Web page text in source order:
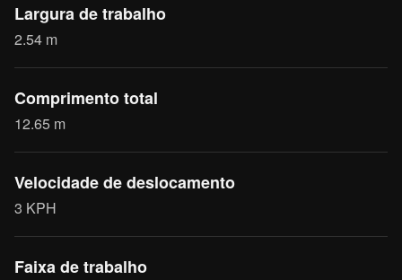
Largura de trabalho
2.54 m
Comprimento total
12.65 m
Velocidade de deslocamento
3 KPH
Faixa de trabalho